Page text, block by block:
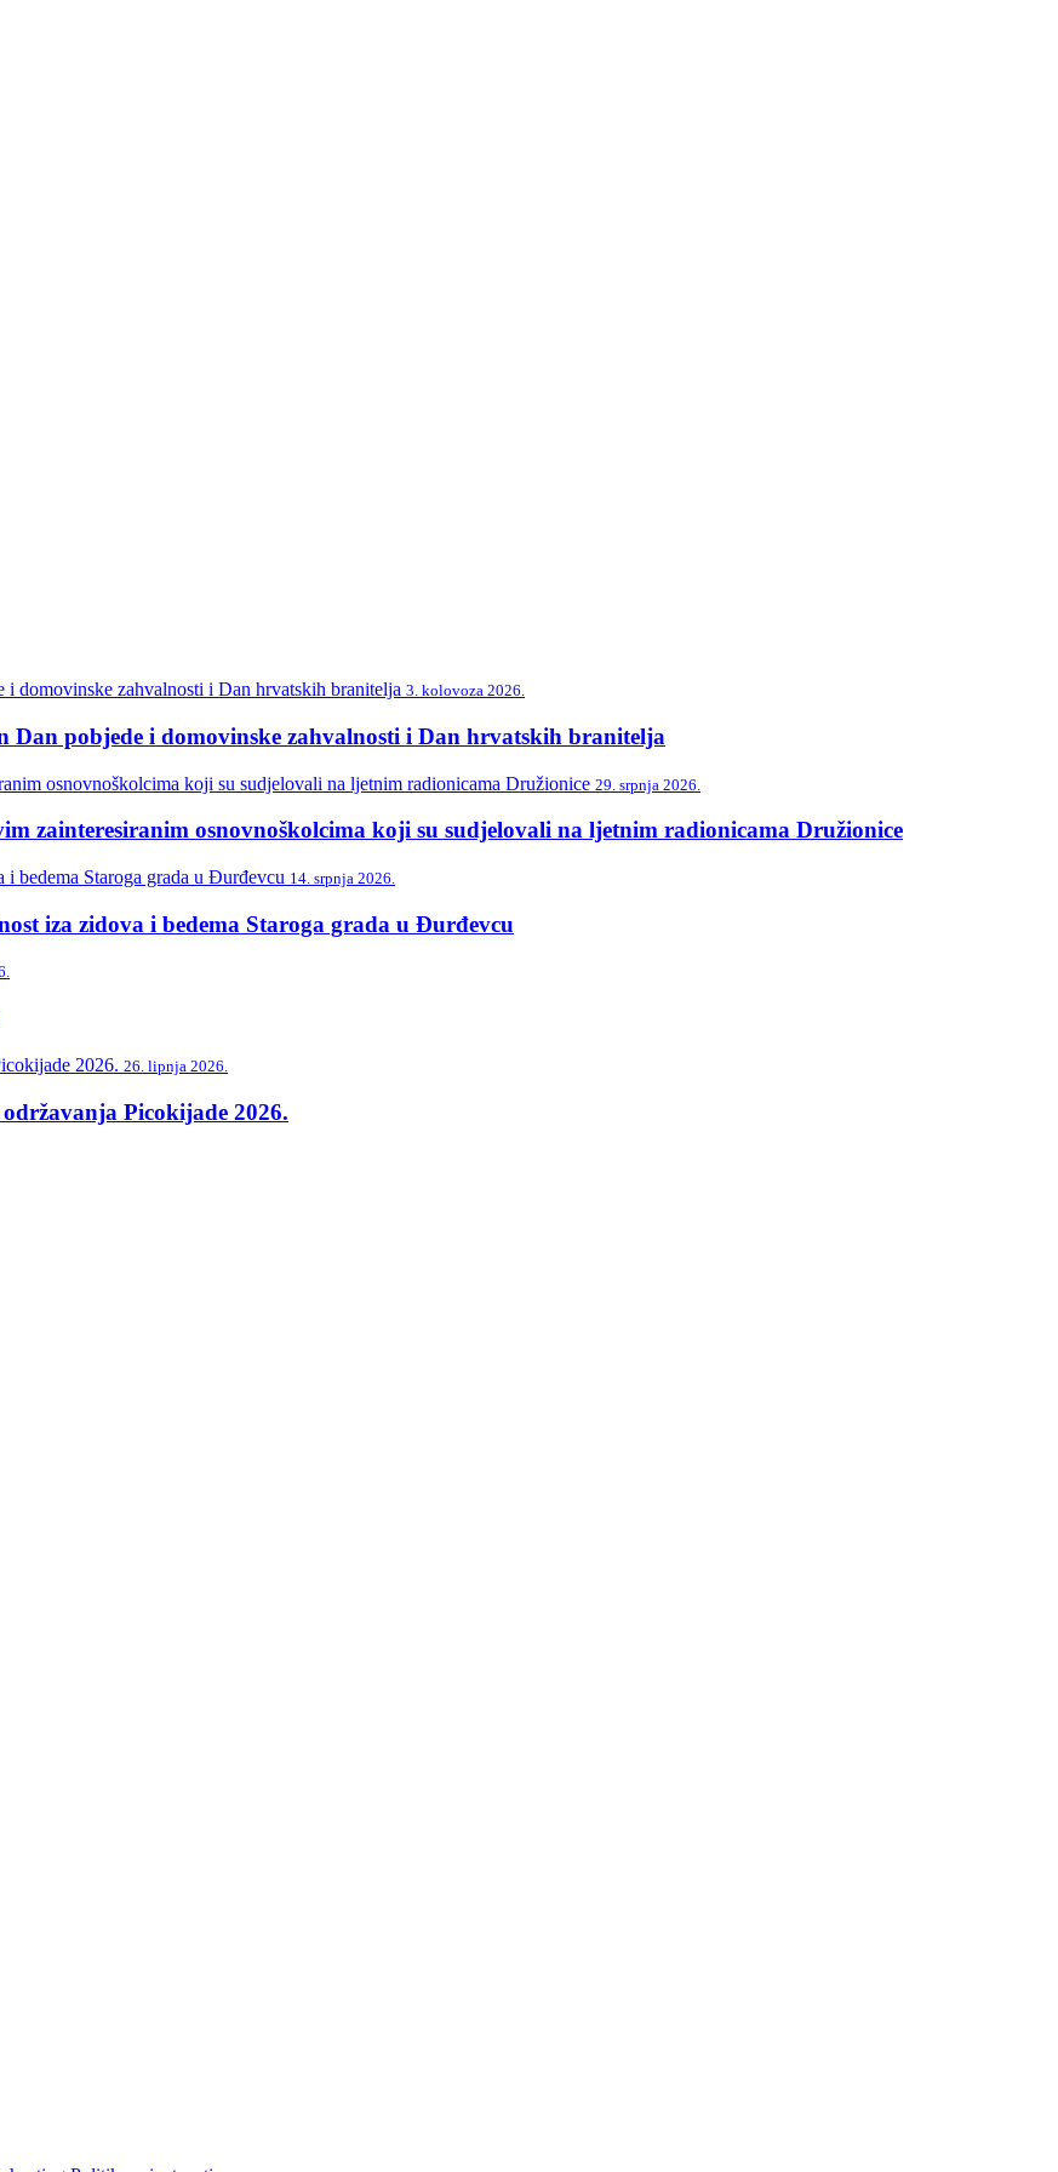
3. kolovoza 2026.
pobjede i domovinske zahvalnosti i Dan hrvatskih branitelja
29. srpnja 2026.
zainteresiranim osnovnoškolcima koji su sudjelovali na ljetnim radionicama Družionice
14. srpnja 2026.
iza zidova i bedema Staroga grada u Đurđevcu
26. lipnja 2026.
Picokijade 2026.